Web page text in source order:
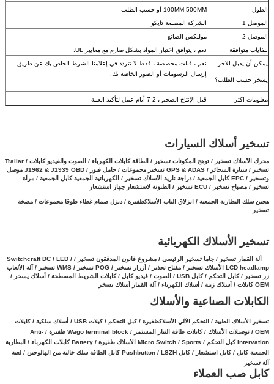
الطول
100MM 500MM أو حسب الطلب
الموصل 1
الشركة المصنعة تايكو
الموصل 2
موليكس الصانع
بنفايات متوافقة
نعم ، يتوافق اختيار المواد بشكل صارم مع معايير UL.
يمكن أن يقبل الآخر
يسخر حسب الطلب؟
نعم ، قبلت مخصصة ، فقط لا تتردد في إعلامنا الشرط الخاص بك عن طريق
إرسال الرسومات أو الصور الخاصة بك.
معلومات اكثر قبل الإنتاج الضخم ، 2-7 أيام عمل لتأكيد العينة
تسخير أسلاك السيارات
محرك الأسلاك تسخير / توهج المكونات تسخير / الطاقة كابلات الكهرباء / الصوت والفيديو كابلات / Trailar
تسخير / سيارة السجائر / GPS & ADAS تسخير مجموعات / حامل فيوز / J1962 & J1939 OBD موصل
وتسخير / EPC كابل الجمعية /
دراجة نارية الأسلاك تسخير / الكهربائية الجمعية كابل الجمعية / مرآة
تسخير / مصباح تسخير / ECU تسخير / الطنونة لاستشعار جهاز استشعار
هجين سلك البطارية الجمعية / انزلاق الباب الأسلاكظفيرة / ديزل صمام غطاء طوقا مجموعات / مضخة
تسخير
تسخير الأسلاك الكهربائية
آلة القمار تسخير / جاما تسخير الرئيسي / مشروع قانون المدققون تسخير / Switchcraft DC / LED /
LCD headlamp الأسلاك تسخير / مفتاح تحذير / أزرار تسخير / POG تسخير / WMS تسخير / آلة الألعاب
زر تسخير /
كابل التحكم / كابل USB / الصوت / فيديو كابل / كابلات الشريط المسطحة / أسلاك يسخر /
OEM كابلات / أسلاك زينة / أسلاك الكهرباء / آلة القمار أسلاك يسخر
الكابلات الصناعية والأسلاك
تسخير الأسلاك الطبية / التحكم الآلي الأسلاكظفيرة / كبل التحكم / كبلات USB / أسلاك سلكية / كابلات
OEM / توصيلات الأسلاك / كابلات طاقة التيار المستمر / Wago terminal block ظفيرة / Anti-
Intervation كبل التحكم / Micro Switch / Sports الأسلاك ظفيرة / Battery كابلات الكهرباء /
البطارية
الجمعية كابل / كابل استشعار / كابل Pushbutton / LSZH كابل الطاقة سلك خالية من الهالوجين / لعبة
آلة تسخير
كابل صب العملاء